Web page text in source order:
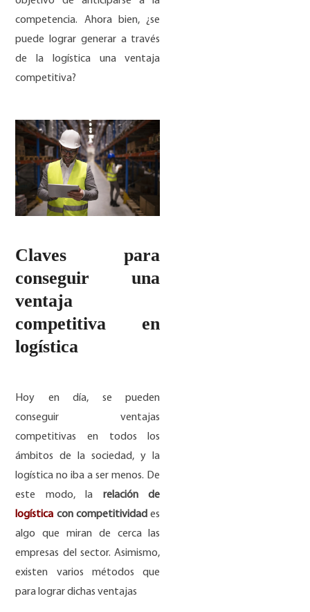
competencia. Ahora bien, ¿se
puede lograr generar a través
de la logística una ventaja
competitiva?
Claves para
conseguir una
ventaja
competitiva en
logística
Hoy en día, se pueden
conseguir ventajas
competitivas en todos los
ámbitos de la sociedad, y la
logística no iba a ser menos. De
este modo, la relación de
logística con competitividad es
algo que miran de cerca las
empresas del sector. Asimismo,
existen varios métodos que
para lograr dichas ventajas